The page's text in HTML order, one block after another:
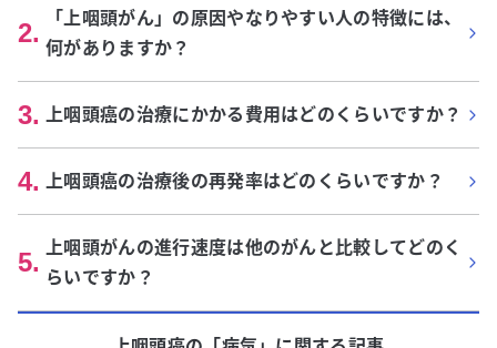
2.
「上咽頭がん」の原因やなりやすい人の特徴には、
何がありますか？
3. 上咽頭癌の治療にかかる費用はどのくらいですか？
4. 上咽頭癌の治療後の再発率はどのくらいですか？
5. 上咽頭がんの進行速度は他のがんと比較してどのく
らいですか？